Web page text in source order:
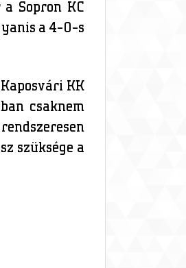
Sopron KC
a 4-0-s
KK
csaknem
szüksége a